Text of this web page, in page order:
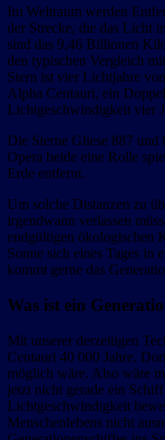
Im Weltraum werden
der Strecke, die das Licht
sind das 9,46 Billionen
den typischen Vergleich
Stern ist vier Lichtjahre
Alpha Centauri, ein
Lichtgeschwindigkeit vier
Die Sterne Gliese 887
Opera beide eine Rolle
Erde entfernt.
Um solche Distanzen zu
irgendwann verlassen
endgültigen ökologischen
Sonne sich eines Tages in
kommt gerne das
Was ist ein
Mit unserer derzeitigen
Centauri 40 000 Jahre.
möglich wäre. Also wäre
jetzt nicht gerade ein
Lichtgeschwindigkeit
Menschenlebens nicht